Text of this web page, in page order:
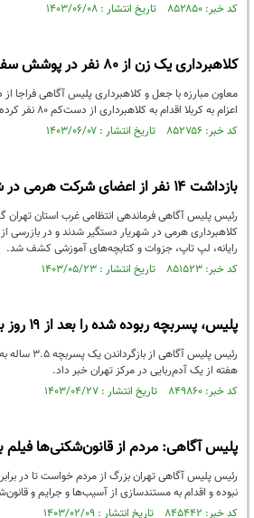
کد خبر: ۸۵۲۸۵۰ تاریخ انتشار : ۱۴۰۳/۰۶/۰۸
کلاهبرداری یک زن از ۸۰ نفر در پوشش سفر زیارتی کربلا
معاون مبارزه با جعل و کلاهبرداری پلیس آگاهی فراجا
اعزام به کربلا اقدام به کلاهبرداری از دست‌کم ۸۰ نفر کرده بود، خبر داد.
کد خبر: ۸۵۲۷۵۶ تاریخ انتشار : ۱۴۰۳/۰۶/۰۷
بازداشت ۱۴ نفر از اعضای شرکت هرمی در شهریار
کلاهبرداری هرمی در شهریار دستگیر شدند و در بازرسی
رایانه، لپ تاپ، جزوات و کتابچه‌های آموزشی کشف شد.
کد خبر: ۸۵۱۵۲۳ تاریخ انتشار : ۱۴۰۳/۰۵/۲۳
پلیس، پسربچه ربوده شده را بعد از ۱۹ روز به خانواده‌اش بازگرداند
هفته از یک آدم‌ربایی در مرکز تهران خبر داد.
کد خبر: ۸۴۹۸۶۰ تاریخ انتشار : ۱۴۰۳/۰۴/۲۷
پلیس آگاهی: مردم از قانون‌شکنی‌ها فیلم
رئیس پلیس آگاهی تهران بزرگ از مردم خواست تا در
نبوده و اقدام به مستندسازی از آسیب‌ها و جرایم و
کد خبر: ۸۴۵۴۴۲ تاریخ انتشار : ۱۴۰۳/۰۲/۰۹